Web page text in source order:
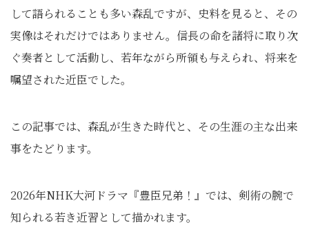
して語られることも多い森乱ですが、史料を見ると、その
実像はそれだけではありません。信長の命を諸将に取り次
ぐ奏者として活動し、若年ながら所領も与えられ、将来を
嘱望された近臣でした。
この記事では、森乱が生きた時代と、その生涯の主な出来
事をたどります。
2026年NHK大河ドラマ『豊臣兄弟！』では、剣術の腕で
知られる若き近習として描かれます。